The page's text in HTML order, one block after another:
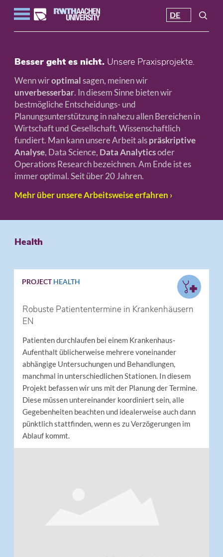
DE
Besser geht es nicht.Unsere Praxisprojekte.
Wenn wiroptimalsagen, meinen wir
unverbesserbar. In diesem Sinne bieten wir
bestmögliche Entscheidungs- und
Planungsunterstützung in nahezu allen Bereichen in
Wirtschaft und Gesellschaft. Wissenschaftlich
fundiert. Man kann unsere Arbeit alspräskriptive
Analyse, Data Science, Data Analyticsoder
Operations Research bezeichnen. Am Ende ist es
immer optimal. Seit über 20 Jahren.
Mehr über unsere Arbeitsweise erfahren ›
Health
PROJECT HEALTH
Robuste Patiententermine in Krankenhäusern
EN
Patienten durchlaufen bei einem Krankenhaus-
Aufenthalt üblicherweise mehrere voneinander
abhängige Untersuchungen und Behandlungen,
manchmal in unterschiedlichen Stationen. In diesem
Projekt befassen wir uns mit der Planung der Termine.
Diese müssen untereinander koordiniert sein, alle
Gegebenheiten beachten und idealerweise auch dann
pünktlich stattfinden, wenn es zu Verzögerungen im
Ablauf kommt.